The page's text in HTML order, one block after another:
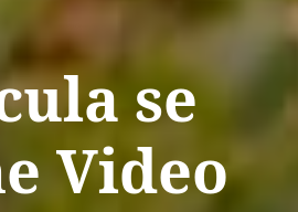
se
Video